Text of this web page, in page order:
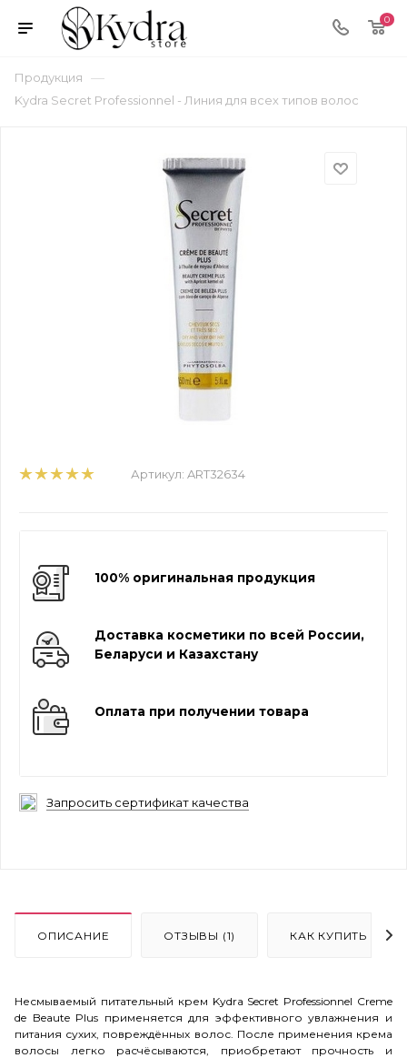
0
Продукция —
Kydra Secret Professionnel - Линия для всех типов волос
Артикул: ART32634
100% оригинальная продукция
Доставка косметики по всей России,
Беларуси и Казахстану
Оплата при получении товара
Запросить сертификат качества
ОПИСАНИЕ ОТЗЫВЫ (1) КАК КУПИТЬ
Несмываемый питательный крем Kydra Secret Professionnel Creme
de Beaute Plus применяется для эффективного увлажнения и
питания сухих, повреждённых волос. После применения крема
волосы легко расчёсываются, приобретают прочность и